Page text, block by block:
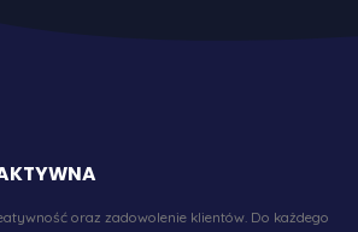
oraz zadowolenie klientów. Do każdego